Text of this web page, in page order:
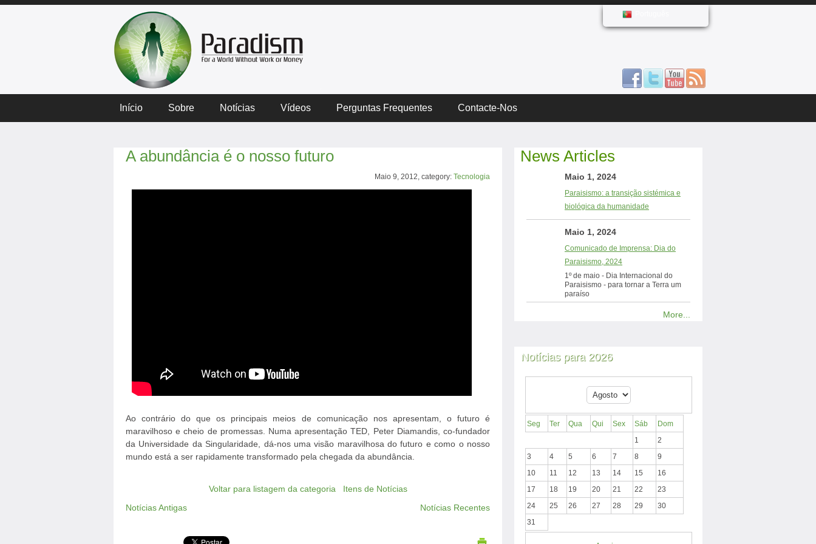
Início Sobre Notícias Vídeos Perguntas Frequentes Contacte-Nos
A abundância é o nosso futuro
Maio 9, 2012, category: Tecnologia
Ao contrário do que os principais meios de comunicação nos apresentam, o futuro é
maravilhoso e cheio de promessas. Numa apresentação TED, Peter Diamandis, co-fundador
da Universidade da Singularidade, dá-nos uma visão maravilhosa do futuro e como o nosso
mundo está a ser rapidamente transformado pela chegada da abundância.
Voltar para listagem da categoria
Itens de Notícias
Notícias Antigas
Notícias Recentes
News Articles
Maio 1, 2024
Paraisismo: a transição sistémica e
biológica da humanidade
Maio 1, 2024
Comunicado de Imprensa: Dia do
Paraisismo, 2024
1º de maio - Dia Internacional do
Paraisismo - para tornar a Terra um
paraíso
More...
Notícias para 2026
Seg Ter Qua Qui Sex Sáb
Dom
1
2
3
4 5 6 7 8
9
10
11 12 13 14 15
16
17
18 19 20 21 22
23
24
25 26 27 28 29
30
31